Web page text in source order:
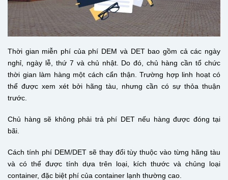
Thời gian miễn phí của phí DEM và DET bao gồm cả các ngày
nghỉ, ngày lễ, thứ 7 và chủ nhật. Do đó, chủ hàng cần tổ chức
thời gian làm hàng một cách cẩn thận. Trường hợp linh hoạt có
thể được xem xét bởi hãng tàu, nhưng cần có sự thỏa thuận
trước.
Chủ hàng sẽ không phải trả phí DET nếu hàng được đóng tại
bãi.
Cách tính phí DEM/DET sẽ thay đổi tùy thuộc vào từng hãng tàu
và có thể được tính dựa trên loại, kích thước và chủng loại
container, đặc biệt phí của container lạnh thường cao.